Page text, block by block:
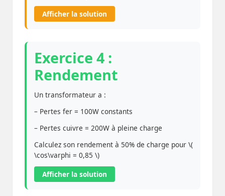
Afficher la solution
Exercice 4 :
Rendement
Un transformateur a :
– Pertes fer = 100W constants
– Pertes cuivre = 200W à pleine charge
Calculez son rendement à 50% de charge pour \(
\cos\varphi = 0,85 \)
Afficher la solution